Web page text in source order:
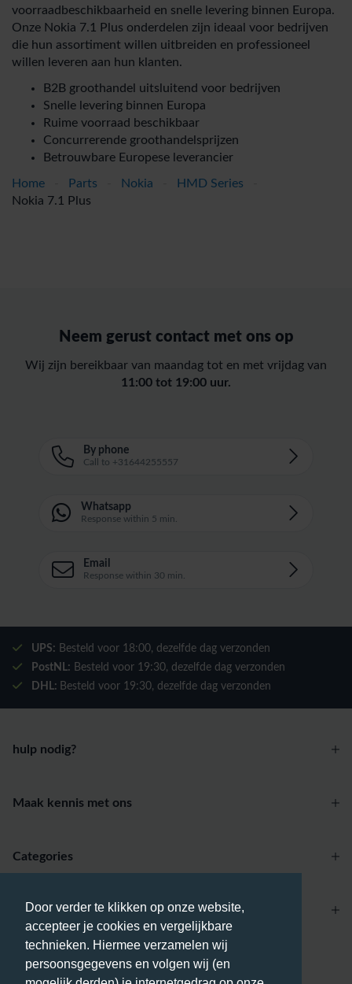
Door verder te klikken op onze website,
accepteer je cookies en vergelijkbare
technieken. Hiermee verzamelen wij
persoonsgegevens en volgen wij (en
voorraadbeschikbaarheid en snelle levering binnen Europa.
Onze Nokia 7.1 Plus onderdelen zijn ideaal voor bedrijven
die hun assortiment willen uitbreiden en professioneel
willen leveren aan hun klanten.
B2B groothandel uitsluitend voor bedrijven
Snelle levering binnen Europa
Ruime voorraad beschikbaar
Concurrerende groothandelsprijzen
Betrouwbare Europese leverancier
Home Parts Nokia HMD Series
Nokia 7.1 Plus
Neem gerust contact met ons op
Wij zijn bereikbaar van maandag tot en met vrijdag van
11:00 tot 19:00 uur.
By phone
Call to +31644255557
Whatsapp
Response within 5 min.
Email
Response within 30 min.
UPS: Besteld voor 18:00, dezelfde dag verzonden
PostNL: Besteld voor 19:30, dezelfde dag verzonden
DHL: Besteld voor 19:30, dezelfde dag verzonden
hulp nodig?
Maak kennis met ons
Betaalmethodes
Categories
Account